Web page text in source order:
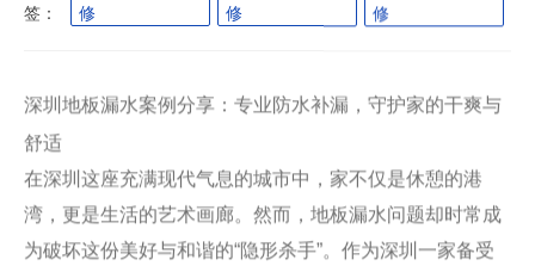
签：
修
修
修
深圳地板漏水案例分享：专业防水补漏，守护家的干爽与
舒适
在深圳这座充满现代气息的城市中，家不仅是休憩的港
湾，更是生活的艺术画廊。然而，地板漏水问题却时常成
为破坏这份美好与和谐的“隐形杀手”。作为深圳一家备受